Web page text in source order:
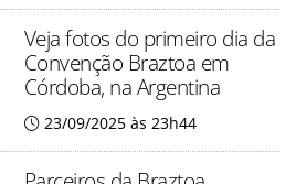
Veja fotos do primeiro dia da
Convenção Braztoa em
Córdoba, na Argentina
23/09/2025 às 23h44